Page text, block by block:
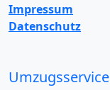
Impressum
Datenschutz
Umzugsservice